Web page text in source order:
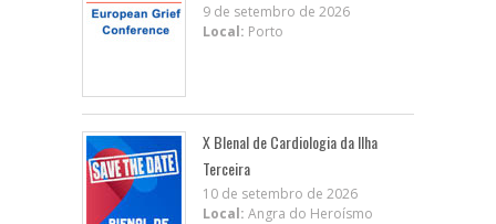
9 de setembro de 2026
Local: Porto
X BIenal de Cardiologia da Ilha
Terceira
10 de setembro de 2026
Local: Angra do Heroísmo